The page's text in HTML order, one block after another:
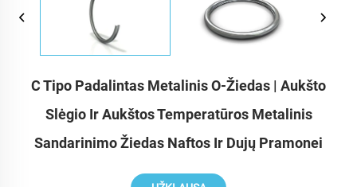
C Tipo Padalintas Metalinis O-Žiedas | Aukšto
Slėgio Ir Aukštos Temperatūros Metalinis
Sandarinimo Žiedas Naftos Ir Dujų Pramonei